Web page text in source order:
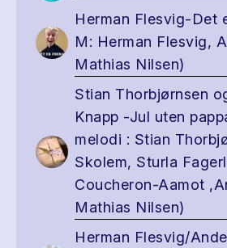
Herman Flesvig-Det
M: Herman Flesvig,
Mathias Nilsen)
Stian Thorbjørnsen
Knapp -Jul uten
melodi : Stian
Skolem, Sturla
Coucheron-Aamot
Mathias Nilsen)
Herman Flesvig/